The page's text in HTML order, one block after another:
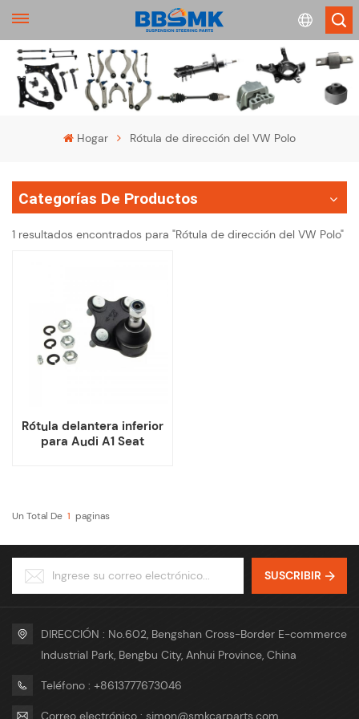
English
français
español
Hogar Rótula de dirección del VW Polo
Categorías De Productos
1 resultados encontrados para "Rótula de dirección del VW Polo"
Rótula delantera inferior
para Audi A1 Seat
Un Total De 1 Paginas
SUSCRIBIR
DIRECCIÓN : No.602, Bengshan Cross-Border E-commerce
Industrial Park, Bengbu City, Anhui Province, China
Teléfono : +8613777673046
Correo electrónico : simon@smkcarparts.com